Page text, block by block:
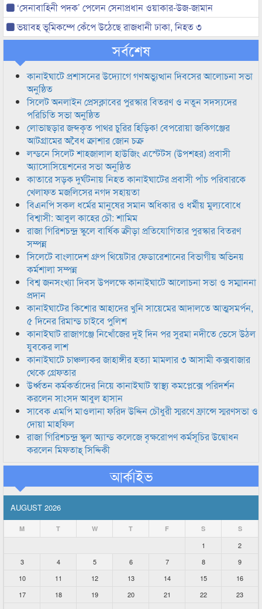
‘সেনাবাহিনী পদক’ পেলেন সেনাপ্রধান ওয়াকার-উজ-জামান
ভয়াবহ ভূমিকম্পে কেঁপে উঠেছে রাজধানী ঢাকা, নিহত ৩
সর্বশেষ
কানাইঘাটে প্রশাসনের উদ্যোগে গণঅভ্যুত্থান দিবসের আলোচনা সভা
অনুষ্ঠিত
সিলেট অনলাইন প্রেসক্লাবের পুরস্কার বিতরণ ও নতুন সদস্যদের
পরিচিতি সভা অনুষ্ঠিত
লোভাছড়ার জব্দকৃত পাথর চুরির হিড়িক! বেপরোয়া জকিগঞ্জের
আটগ্রামের অবৈধ ক্রাশার জোন চক্র
লন্ডনে সিলেট শাহজালাল হাউজিং এস্টেটস (উপশহর) প্রবাসী
অ্যাসোসিয়েশনের সভা অনুষ্ঠিত
কাতারে সড়ক দুর্ঘটনায় নিহত কানাইঘাটের প্রবাসী পাঁচ পরিবারকে
খেলাফত মজলিসের নগদ সহায়তা
বিএনপি সকল ধর্মের মানুষের সমান অধিকার ও ধর্মীয় মুল্যবোধে
বিশ্বাসী: আবুল কাহের চৌ: শামিম
রাজা গিরিশচন্দ্র স্কুলে বার্ষিক ক্রীড়া প্রতিযোগিতার পুরস্কার বিতরণ
সম্পন্ন
সিলেটে বাংলাদেশ গ্রুপ থিয়েটার ফেডারেশানের বিভাগীয় অভিনয়
কর্মশালা সম্পন্ন
বিশ্ব জনসংখ্যা দিবস উপলক্ষে কানাইঘাটে আলোচনা সভা ও সম্মাননা
প্রদান
কানাইঘাটের কিশোর আহাদের খুনি সায়েমের আদালতে আত্মসমর্পন,
৫ দিনের রিমান্ড চাইবে পুলিশ
কানাইঘাট রাজাগঞ্জে নিখোঁজের দুই দিন পর সুরমা নদীতে ভেসে উঠল
যুবকের লাশ
কানাইঘাটে চাঞ্চল্যকর জাহাঙ্গীর হত্যা মামলার ৩ আসামী কক্সবাজার
থেকে গ্রেফতার
উর্ধ্বতন কর্মকর্তাদের নিয়ে কানাইঘাট স্বাস্থ্য কমপ্লেক্সে পরিদর্শন
করলেন সাংসদ আবুল হাসান
সাবেক এমপি মাওলানা ফরিদ উদ্দিন চৌধুরী স্মরণে ফ্রান্সে স্মরণসভা ও
দোয়া মাহফিল
রাজা গিরিশচন্দ্র স্কুল অ্যান্ড কলেজে বৃক্ষরোপণ কর্মসূচির উদ্বোধন
করলেন মিফতাহ্ সিদ্দিকী
আর্কাইভ
AUGUST 2026
M T W T F S S
1
2
3
4 5 6 7 8
9
10
11 12 13 14 15
16
17
18 19 20 21 22
23